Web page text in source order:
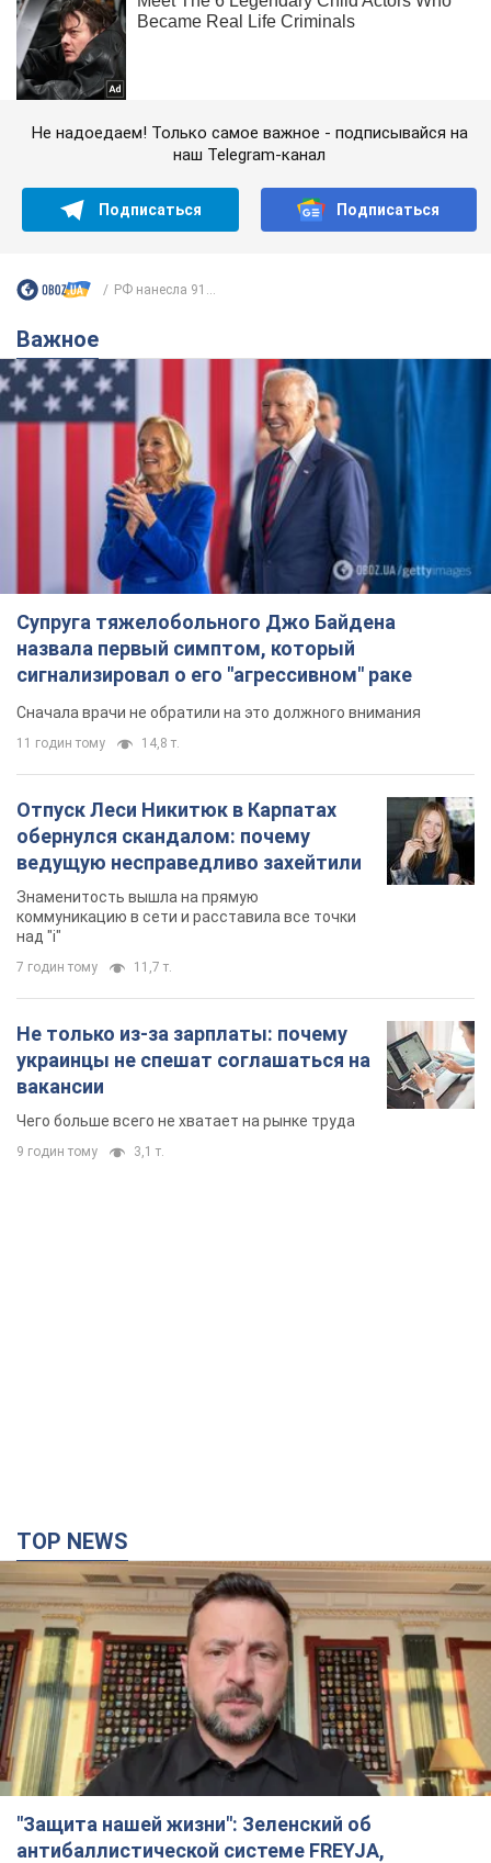
Не надоедаем! Только самое важное - подписывайся на
наш Telegram-канал
Подписаться Подписаться
РФ нанесла 91...
Важное
Супруга тяжелобольного Джо Байдена
назвала первый симптом, который
сигнализировал о его "агрессивном" раке
Сначала врачи не обратили на это должного внимания
11 годин тому 14,8 т.
Отпуск Леси Никитюк в Карпатах
обернулся скандалом: почему
ведущую несправедливо захейтили
Знаменитость вышла на прямую
коммуникацию в сети и расставила все точки
над "i"
7 годин тому 11,7 т.
Не только из-за зарплаты: почему
украинцы не спешат соглашаться на
вакансии
Чего больше всего не хватает на рынке труда
9 годин тому 3,1 т.
TOP NEWS
"Защита нашей жизни": Зеленский об
антибаллистической системе FREYJA,